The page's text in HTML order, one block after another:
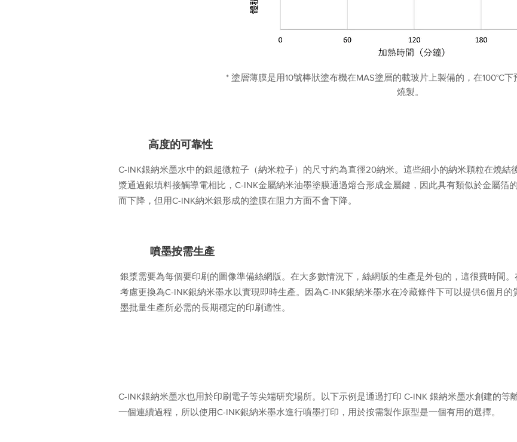
* 塗層薄膜是用10號棒狀塗布機在MAS塗層的載玻片上製備的，在100°C
燒製。
​高度的可靠性
C-INK銀納米墨水中的銀超微粒子（納米粒子）的尺寸約為直徑20納米。這些細小的納米顆粒在燒結
漿通過銀填料接觸導電相比，C-INK金屬納米油墨塗膜通過熔合形成金屬鍵，因此具有類似於金屬箔
而下降，但用C-INK納米銀形成的塗膜在阻力方面不會下降。
噴墨按需生產
銀漿需要為每個要印刷的圖像準備絲網版。在大多數情況下，絲網版的生產是外包的，這很費時間
考慮更換為C-INK銀納米墨水以實現即時生產。因為C-INK銀納米墨水在冷藏條件下可以提供6個月
墨批量生產所必需的長期穩定的印刷適性。
C-INK銀納米墨水也用於印刷電子等尖端研究場所。以下示例是通過打印 C-INK 銀納米墨水創建的等
一個連續過程，所以使用C-INK銀納米墨水進行噴墨打印，用於按需製作原型是一個有用的選擇。